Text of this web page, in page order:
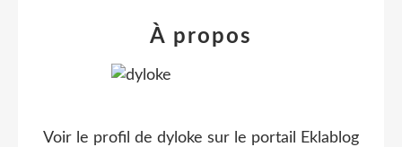
À propos
Voir le profil de dyloke sur le portail Eklablog